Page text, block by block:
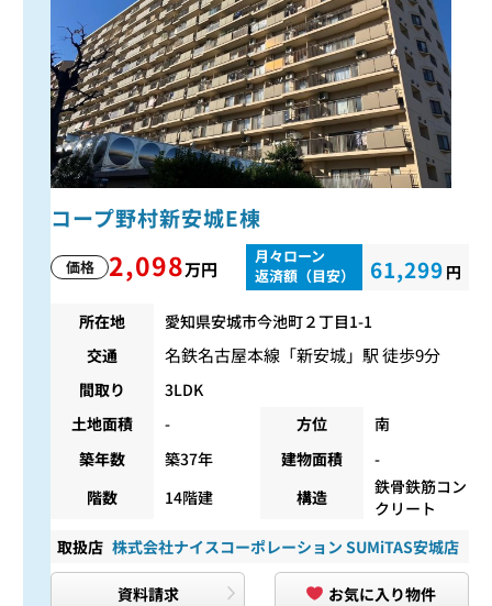
コープ野村新安城E棟
価格 2,098万円
月々ローン
返済額（目安）
61,299 円
所在地
愛知県安城市今池町２丁目1-1
交通
名鉄名古屋本線 「新安城」駅 徒歩9分
間取り
3LDK
土地面積
- 方位
南
築年数
築37年 建物面積
-
階数
14階建 構造
鉄骨鉄筋コン
クリート
取扱店 株式会社ナイスコーポレーション SUMiTAS安城店
資料請求
お気に入り物件